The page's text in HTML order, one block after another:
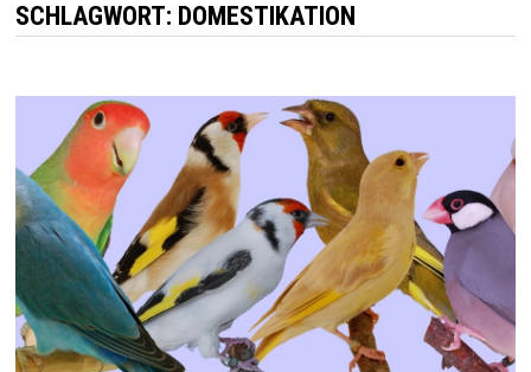
SCHLAGWORT: DOMESTIKATION